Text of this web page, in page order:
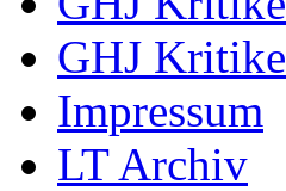
GHJ
Impressum
LT Archiv